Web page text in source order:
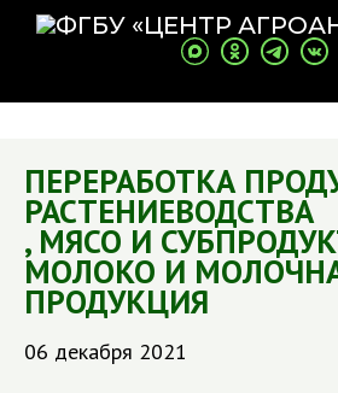
ПЕРЕРАБОТКА
РАСТЕНИЕВОДСТВА
, МЯСО И
МОЛОКО И
ПРОДУКЦИЯ
06 декабря 2021